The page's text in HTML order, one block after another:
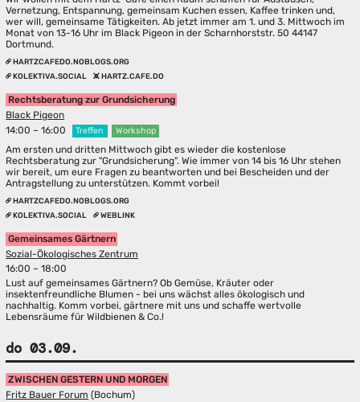
Vernetzung, Entspannung, gemeinsam Kuchen essen, Kaffee trinken und,
wer will, gemeinsame Tätigkeiten. Ab jetzt immer am 1. und 3. Mittwoch im
Monat von 13-16 Uhr im Black Pigeon in der Scharnhorststr. 50 44147
Dortmund.
HARTZCAFEDO.NOBLOGS.ORG
KOLEKTIVA.SOCIAL
HARTZ.CAFE.DO
Rechtsberatung zur Grundsicherung
Black Pigeon
14:00 – 16:00
Treffen Workshop
Am ersten und dritten Mittwoch gibt es wieder die kostenlose
Rechtsberatung zur "Grundsicherung". Wie immer von 14 bis 16 Uhr stehen
wir bereit, um eure Fragen zu beantworten und bei Bescheiden und der
Antragstellung zu unterstützen. Kommt vorbei!
HARTZCAFEDO.NOBLOGS.ORG
KOLEKTIVA.SOCIAL
WEBLINK
Gemeinsames Gärtnern
Sozial-Ökologisches Zentrum
16:00 – 18:00
Lust auf gemeinsames Gärtnern? Ob Gemüse, Kräuter oder
insektenfreundliche Blumen - bei uns wächst alles ökologisch und
nachhaltig. Komm vorbei, gärtnere mit uns und schaffe wertvolle
Lebensräume für Wildbienen & Co.!
do 03.09.
ZWISCHEN GESTERN UND MORGEN
Fritz Bauer Forum (Bochum)